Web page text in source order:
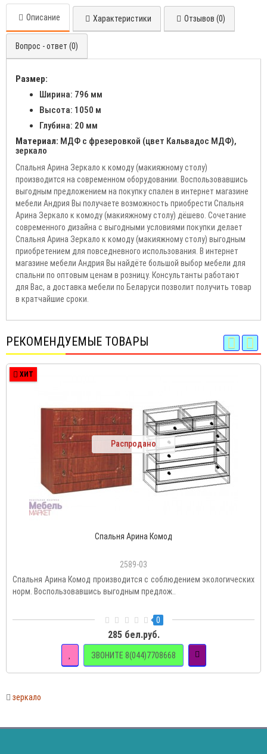
Описание Характеристики Отзывов (0)
Вопрос - ответ (0)
Размер:
Ширина: 796 мм
Высота: 1050 м
Глубина: 20 мм
Материал: МДФ с фрезеровкой (цвет Кальвадос МДФ),
зеркало
Спальня Арина Зеркало к комоду (макияжному столу)
производится на современном оборудовании. Воспользовавшись
выгодным предложением на покупку спален в интернет магазине
мебели Андрия Вы получаете возможность приобрести Спальня
Арина Зеркало к комоду (макияжному столу) дёшево. Сочетание
современного дизайна с выгодными условиями покупки делает
Спальня Арина Зеркало к комоду (макияжному столу) выгодным
приобретением для повседневного использования. В интернет
магазине мебели Андрия Вы найдёте большой выбор мебели для
спальни по оптовым ценам в розницу. Консультанты работают
для Вас, а доставка мебели по Беларуси позволит получить товар
в кратчайшие сроки.
РЕКОМЕНДУЕМЫЕ ТОВАРЫ
ХИТ
Распродано
Спальня Арина Комод
2589-03
Спальня Арина Комод производится с соблюдением экологических
норм. Воспользовавшись выгодным предлож..
0
285 бел.руб.
ЗВОНИТЕ 8(044)7708668
зеркало